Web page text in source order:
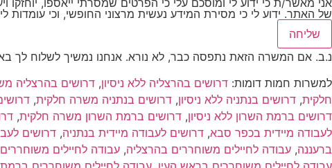
של האתר. ידוע לי כי מסירת המידע נעשית מרצוני החופשי, וכי עומדות לי
שליחה
נ.ב. אם המשרה הזאת נתפסה כבר, לא נורא. אנחנו נמשיך לשלוח לך
למשרות חמות דומות: דרושים בהרצליה ללא ניסיון, דרושים בהרצליה
חלקית, דרושים בנתניה ללא ניסיון, דרושים בנתניה משרה חלקית,
דרושים ברמת השרון ללא ניסיון, דרושים ברמת השרון משרה חלקית,
לעבודה מיידית בכפר סבא, דרושים לעבודה מיידית בנתניה, דרושים
ברעננה, עבודה לחיילים משוחררים בהרצליה, עבודה לחיילים